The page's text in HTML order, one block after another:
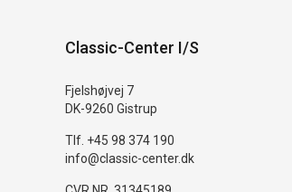
Classic-Center I/S
Fjelshøjvej 7
DK-9260 Gistrup
Tlf. +45 98 374 190
info@classic-center.dk